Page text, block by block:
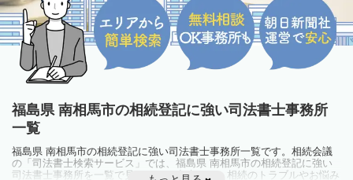
福島県 南相馬市の相続登記に強い司法書士事務所
一覧
福島県 南相馬市の相続登記に強い司法書士事務所一覧です。相続会議
の「司法書士検索サービス」では、福島県 南相馬市の相続登記に強い
司法書士事務所を一覧で見ることが出来ます。相続のトラブルやお悩み